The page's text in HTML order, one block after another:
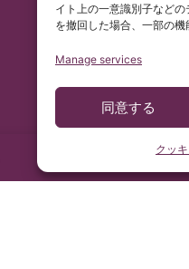
イト上の一意識別子など
を撤回した場合、一部の機
Manage services
同意する
クッ